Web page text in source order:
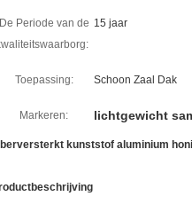
De Periode van de 15 jaar
Toepassing: Schoon Zaal Dak
Markeren: lichtgewicht
kunststof aluminium